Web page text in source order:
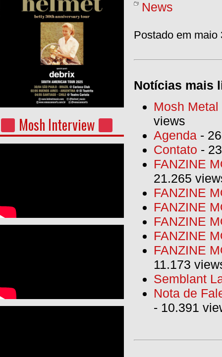
Mosh Interview
News
Postado em maio
Notícias mais
Mosh
views
Agenda -
Contato -
FANZINE
21.265
FANZINE
FANZINE
FANZINE
FANZINE
FANZINE
11.173
Semblant
Nota de
- 10.391